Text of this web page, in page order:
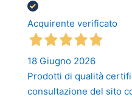
Acquirente verificato
18 Giugno 2026
Prodotti di qualità
consultazione del sito